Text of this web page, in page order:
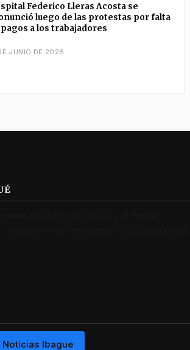
Federico Lleras Acosta se
luego de las protestas por falta
a los trabajadores
JUNIO DE 2026
Ibague